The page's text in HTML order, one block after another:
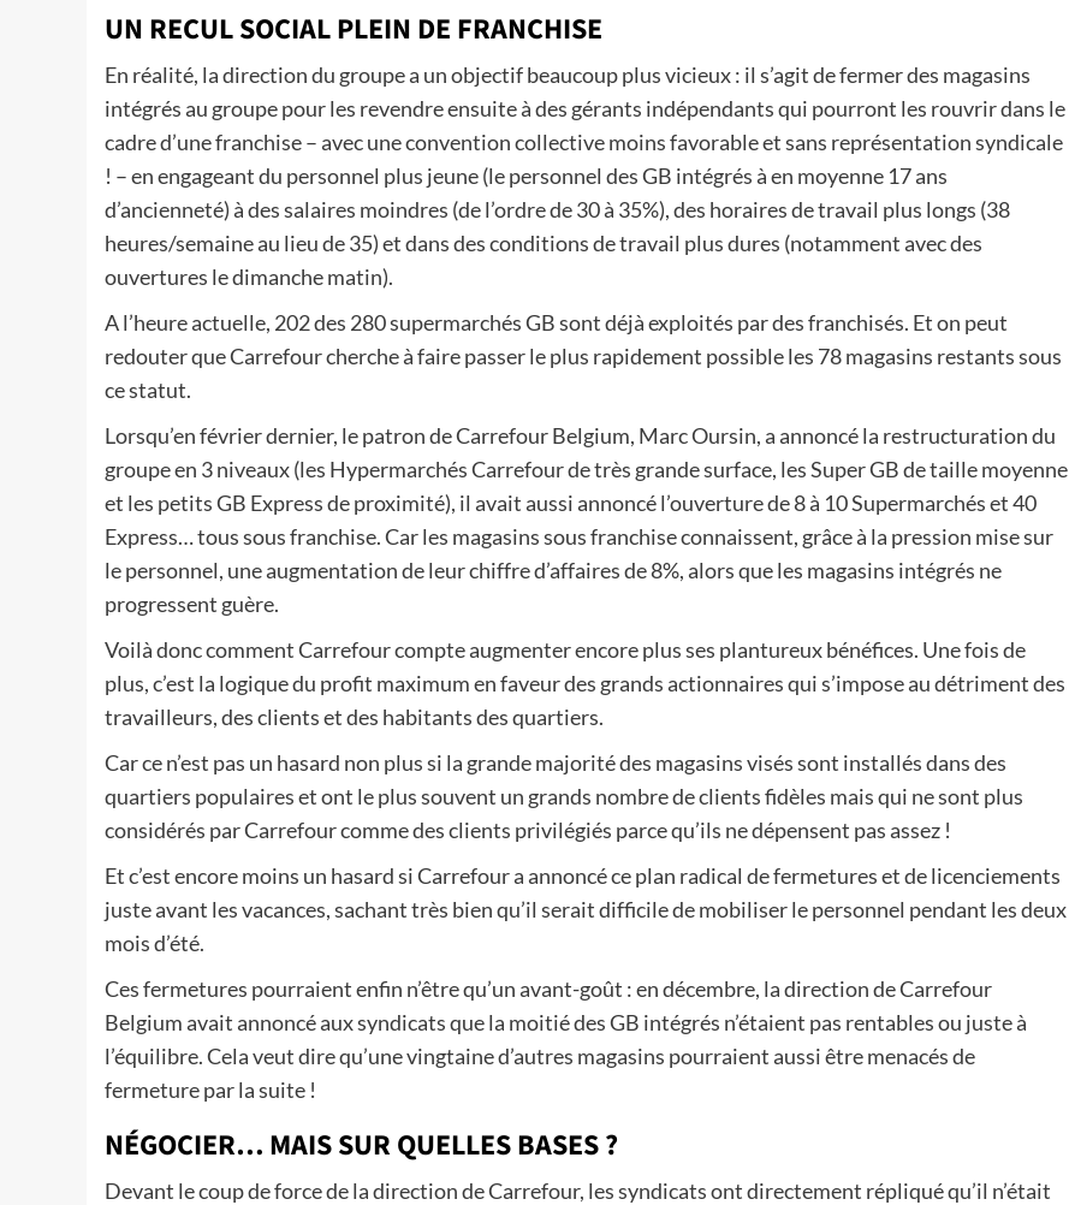
UN RECUL SOCIAL PLEIN DE FRANCHISE
En réalité, la direction du groupe a un objectif beaucoup plus vicieux : il s’agit de fermer des magasins
intégrés au groupe pour les revendre ensuite à des gérants indépendants qui pourront les rouvrir dans le
cadre d’une franchise – avec une convention collective moins favorable et sans représentation syndicale
! – en engageant du personnel plus jeune (le personnel des GB intégrés à en moyenne 17 ans
d’ancienneté) à des salaires moindres (de l’ordre de 30 à 35%), des horaires de travail plus longs (38
heures/semaine au lieu de 35) et dans des conditions de travail plus dures (notamment avec des
ouvertures le dimanche matin).
A l’heure actuelle, 202 des 280 supermarchés GB sont déjà exploités par des franchisés. Et on peut
redouter que Carrefour cherche à faire passer le plus rapidement possible les 78 magasins restants sous
ce statut.
Lorsqu’en février dernier, le patron de Carrefour Belgium, Marc Oursin, a annoncé la restructuration du
groupe en 3 niveaux (les Hypermarchés Carrefour de très grande surface, les Super GB de taille moyenne
et les petits GB Express de proximité), il avait aussi annoncé l’ouverture de 8 à 10 Supermarchés et 40
Express… tous sous franchise. Car les magasins sous franchise connaissent, grâce à la pression mise sur
le personnel, une augmentation de leur chiffre d’affaires de 8%, alors que les magasins intégrés ne
progressent guère.
Voilà donc comment Carrefour compte augmenter encore plus ses plantureux bénéfices. Une fois de
plus, c’est la logique du profit maximum en faveur des grands actionnaires qui s’impose au détriment des
travailleurs, des clients et des habitants des quartiers.
Car ce n’est pas un hasard non plus si la grande majorité des magasins visés sont installés dans des
quartiers populaires et ont le plus souvent un grands nombre de clients fidèles mais qui ne sont plus
considérés par Carrefour comme des clients privilégiés parce qu’ils ne dépensent pas assez !
Et c’est encore moins un hasard si Carrefour a annoncé ce plan radical de fermetures et de licenciements
juste avant les vacances, sachant très bien qu’il serait difficile de mobiliser le personnel pendant les deux
mois d’été.
Ces fermetures pourraient enfin n’être qu’un avant-goût : en décembre, la direction de Carrefour
Belgium avait annoncé aux syndicats que la moitié des GB intégrés n’étaient pas rentables ou juste à
l’équilibre. Cela veut dire qu’une vingtaine d’autres magasins pourraient aussi être menacés de
fermeture par la suite !
NÉGOCIER… MAIS SUR QUELLES BASES ?
Devant le coup de force de la direction de Carrefour, les syndicats ont directement répliqué qu’il n’était